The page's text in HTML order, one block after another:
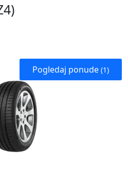
Pogledaj ponude (1)